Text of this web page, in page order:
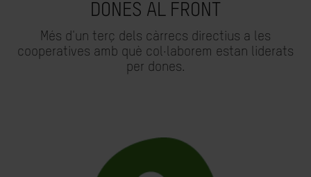
DONES AL FRONT
Més d'un terç dels càrrecs directius a les
cooperatives amb què col·laborem estan liderats
per dones.